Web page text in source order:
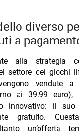
a
alla strategia
settore dei giochi
vendute a
ai 39.99 euro),
innovativo: il
gratuito.
un’offerta